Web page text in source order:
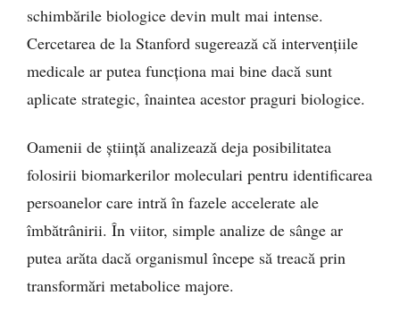
schimbările biologice devin mult mai intense.
Cercetarea de la Stanford sugerează că intervențiile
medicale ar putea funcționa mai bine dacă sunt
aplicate strategic, înaintea acestor praguri biologice.
Oamenii de știință analizează deja posibilitatea
folosirii biomarkerilor moleculari pentru identificarea
persoanelor care intră în fazele accelerate ale
îmbătrânirii. În viitor, simple analize de sânge ar
putea arăta dacă organismul începe să treacă prin
transformări metabolice majore.